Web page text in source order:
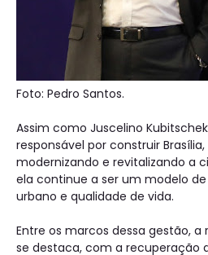
Foto: Pedro Santos.
Assim como Juscelino
responsável por construir
modernizando e revitalizando a
ela continue a ser um modelo
urbano e qualidade de vida.
Entre os marcos dessa gestão, a
se destaca, com a recuperação